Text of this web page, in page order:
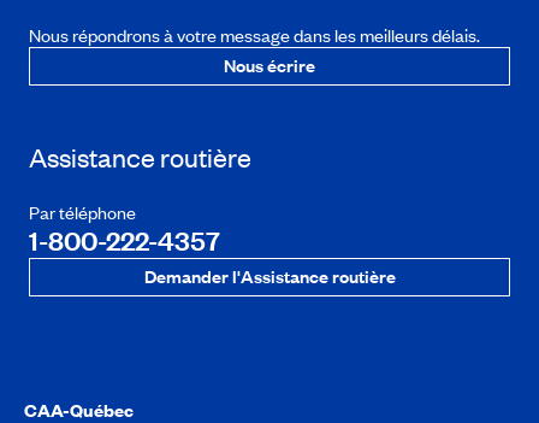
Nous répondrons à votre message dans les meilleurs délais.
Nous écrire
Assistance routière
Par téléphone
1-800-222-4357
Demander l'Assistance routière
CAA-Québec